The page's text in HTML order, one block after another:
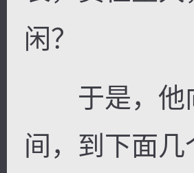
闲？
于是，他向
间，到下面